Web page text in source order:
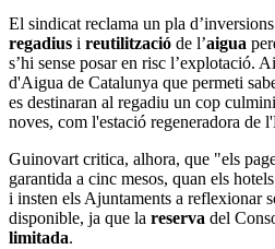
El sindicat reclama un pla
regadius i reutilització de l’aigua
s’hi sense posar en risc l’explotació.
d'Aigua de Catalunya que permeti
es destinaran al regadiu un cop
noves, com l'estació regeneradora de
Guinovart critica, alhora, que "els
garantida a cinc mesos, quan els
i insten els Ajuntaments a reflexionar
disponible, ja que la reserva del
limitada.